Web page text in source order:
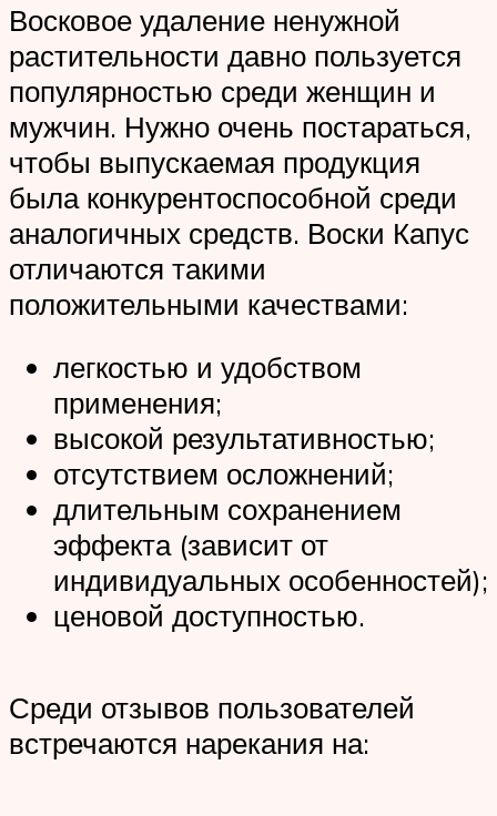
Восковое удаление ненужной
растительности давно пользуется
популярностью среди женщин и
мужчин. Нужно очень постараться,
чтобы выпускаемая продукция
была конкурентоспособной среди
аналогичных средств. Воски Капус
отличаются такими
положительными качествами:
легкостью и удобством
применения;
высокой результативностью;
отсутствием осложнений;
длительным сохранением
эффекта (зависит от
индивидуальных особенностей);
ценовой доступностью.
Среди отзывов пользователей
встречаются нарекания на: